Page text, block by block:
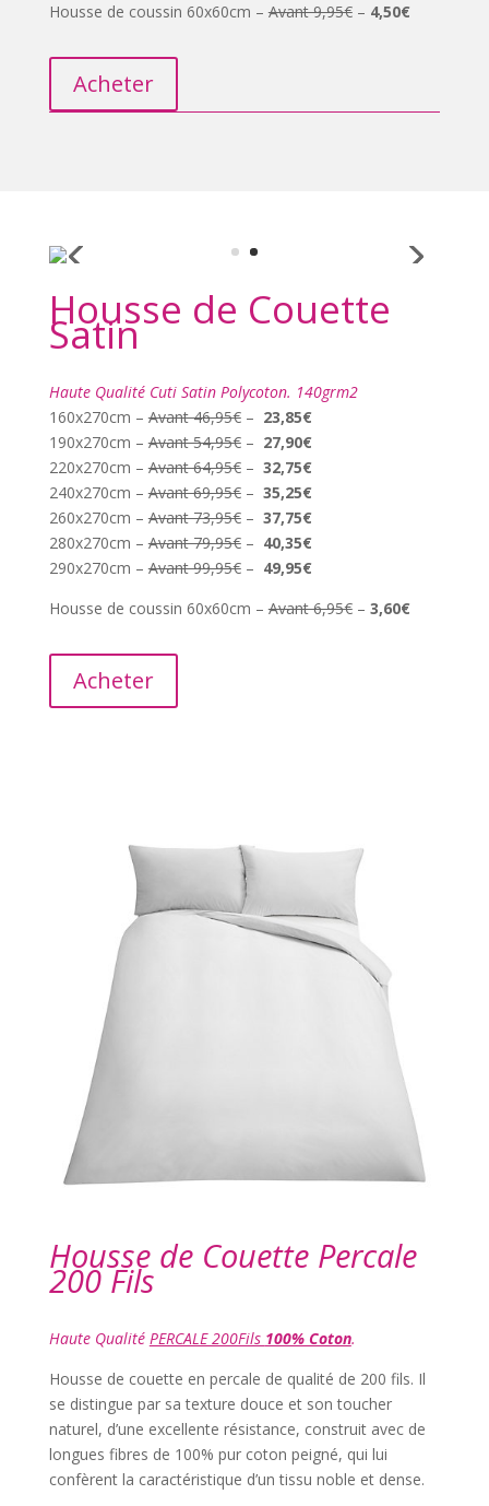
Housse de coussin 60x60cm –Avant 9,95€– 4,50€
Acheter
Housse de Couette
Satin
Haute Qualité Cuti Satin Polycoton. 140grm2
160x270cm –Avant 46,95€– 23,85€
190x270cm –Avant 54,95€– 27,90€
220x270cm –Avant 64,95€– 32,75€
240x270cm –Avant 69,95€– 35,25€
260x270cm –Avant 73,95€– 37,75€
280x270cm –Avant 79,95€– 40,35€
290x270cm –Avant 99,95€– 49,95€
Housse de coussin 60x60cm –Avant 6,95€– 3,60€
Acheter
Housse de Couette Percale
200 Fils
Haute Qualité PERCALE 200Fils 100% Coton.
Housse de couette en percale de qualité de 200 fils. Il
se distingue par sa texture douce et son toucher
naturel, d’une excellente résistance, construit avec de
longues fibres de 100% pur coton peigné, qui lui
confèrent la caractéristique d’un tissu noble et dense.